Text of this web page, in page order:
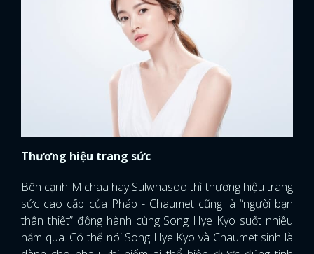
x
ĐĂNG NHẬP
Thương hiệu trang sức
Bên cạnh Michaa hay Sulwhasoo thì thương hiệu trang
sức cao cấp của Pháp - Chaumet cũng là “người bạn
thân thiết” đồng hành cùng Song Hye Kyo suốt nhiều
năm qua. Có thể nói Song Hye Kyo và Chaumet sinh là